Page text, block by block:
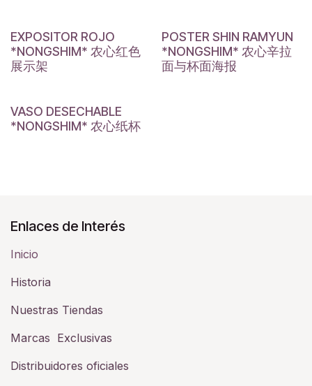
EXPOSITOR ROJO
*NONGSHIM* 农心红色
展示架
POSTER SHIN RAMYUN
*NONGSHIM* 农心辛拉
面与杯面海报
VASO DESECHABLE
*NONGSHIM* 农心纸杯
Enlaces de Interés
Inicio
Historia​
Nuestras Tiendas
Marcas Exclusivas
Distribuidores oficiales